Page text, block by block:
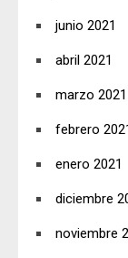
junio 2021
abril 2021
marzo 2021
febrero
enero 2021
diciembre
noviembre